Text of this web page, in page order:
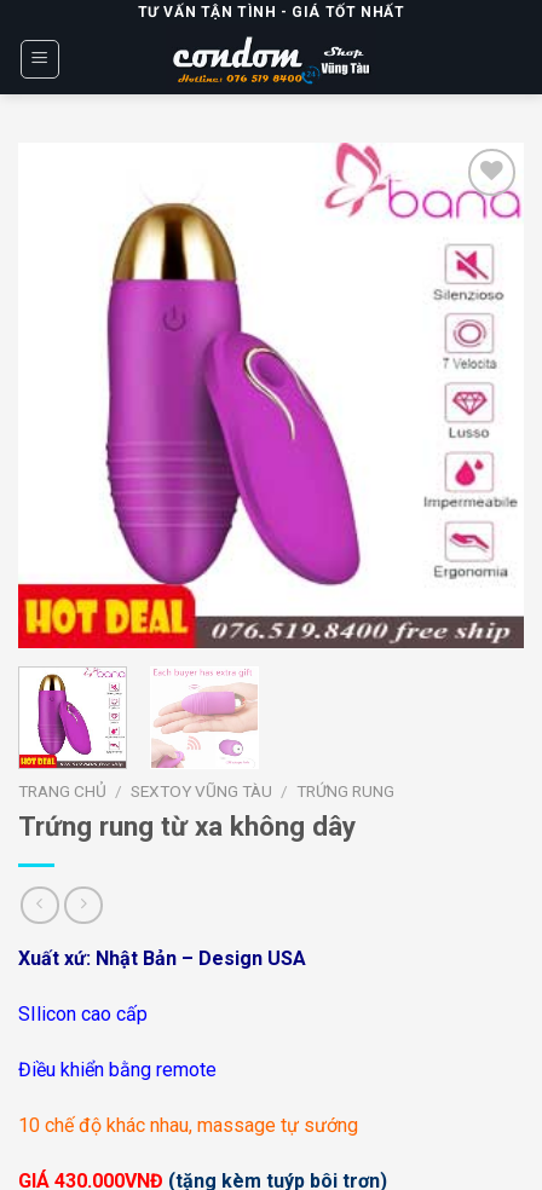
content
TƯ VẤN TẬN TÌNH - GIÁ TỐT NHẤT
Add to
wishlist
TRANG CHỦ / SEXTOY VŨNG TÀU / TRỨNG RUNG
Trứng rung từ xa không dây
Xuất xứ: Nhật Bản – Design USA
SIlicon cao cấp
Điều khiển bằng remote
10 chế độ khác nhau, massage tự sướng
GIÁ 430.000VNĐ (tặng kèm tuýp bôi trơn)